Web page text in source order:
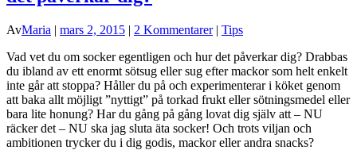
AvMaria | mars 2, 2015 | 2 Kommentarer| Tips
Vad vet du om socker egentligen och hur det påverkar dig? Drabbas
du ibland av ett enormt sötsug eller sug efter mackor som helt enkelt
inte går att stoppa? Håller du på och experimenterar i köket genom
att baka allt möjligt ”nyttigt” på torkad frukt eller sötningsmedel eller
bara lite honung? Har du gång på gång lovat dig själv att – NU
räcker det – NU ska jag sluta äta socker! Och trots viljan och
ambitionen trycker du i dig godis, mackor eller andra snacks?